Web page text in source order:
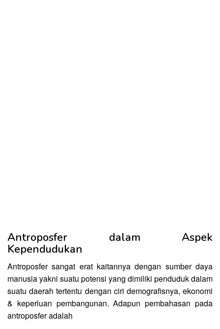
Antroposfer dalam Aspek
Kependudukan
Antroposfer sangat erat kaitannya dengan sumber daya
manusia yakni suatu potensi yang dimiliki penduduk dalam
suatu daerah tertentu dengan ciri demografisnya, ekonomi
& keperluan pembangunan. Adapun pembahasan pada
antroposfer adalah